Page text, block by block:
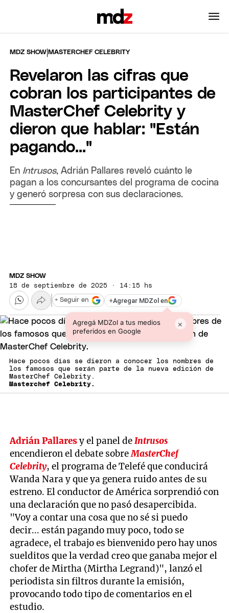
MDZ SHOW |MASTERCHEF CELEBRITY
Revelaron las cifras que
cobran los participantes de
MasterChef Celebrity y
dieron que hablar: "Están
pagando..."
En Intrusos, Adrián Pallares reveló cuánto le
pagan a los concursantes del programa de cocina
y generó sorpresa con sus declaraciones.
MDZ SHOW
18 de septiembre de 2025 · 14:15 hs
+Agregar MDZol en
Agregá MDZol a tus medios
preferidos en Google
×
+ Seguir en
Hace pocos días se dieron a conocer los nombres de
los famosos que serán parte de la nueva edición de
MasterChef Celebrity.
Masterchef Celebrity.
Adrián Pallaresy el panel deIntrusos
encendieron el debate sobreMasterChef
Celebrity, el programa de Telefé que conducirá
Wanda Nara y que ya genera ruido antes de su
estreno. El conductor de América sorprendió con
una declaración que no pasó desapercibida.
"Voy a contar una cosa que no sé si puedo
decir... están pagando muy poco, todo se
agradece, el trabajo es bienvenido pero hay unos
suelditos que la verdad creo que ganaba mejor el
chofer de Mirtha (Mirtha Legrand)", lanzó el
periodista sin filtros durante la emisión,
provocando todo tipo de comentarios en el
estudio.